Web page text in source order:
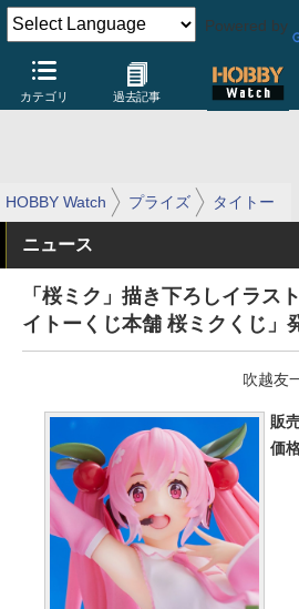
Powered by
カテゴリ 過去記事
HOBBY Watch プライズ タイトー
ニュース
「桜ミク」描き下ろしイラス
イトーくじ本舗 桜ミクくじ」
吹越友
販
価